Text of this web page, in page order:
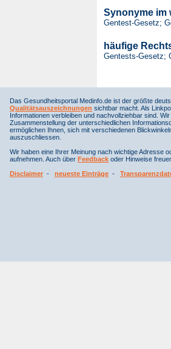
Synonyme im
Gentest-Gesetz;
häufige
Gentests-Gesetz;
Das Gesundheitsportal Medinfo.de ist der größte
Qualitätsauszeichnungen sichtbar macht. Als
Informationen verbleiben und nachvollziehbar sind.
Zusammenstellung der unterschiedlichen
ermöglichen Ihnen, sich mit verschiedenen
auszuschliessen.
Wir haben eine Ihrer Meinung nach wichtige Adresse
aufnehmen. Auch über Feedback oder Hinweise
Disclaimer - neueste Einträge -